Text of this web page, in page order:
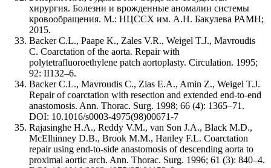
хирургия. Болезни и врожденные аномалии системы
кровообращения. М.: НЦССХ им. А.Н. Бакулева РАМН;
2015.
Backer C.L., Paape K., Zales V.R., Weigel T.J., Mavroudis
C. Coarctation of the aorta. Repair with
polytetrafluoroethylene patch aortoplasty. Circulation. 1995;
92: II132–6.
Backer C.L., Mavroudis C., Zias E.A., Amin Z., Weigel T.J.
Repair of coarctation with resection and extended end-to-end
anastomosis. Ann. Thorac. Surg. 1998; 66 (4): 1365–71.
DOI: 10.1016/s0003-4975(98)00671-7
Rajasinghe H.A., Reddy V.M., van Son J.A., Black M.D.,
McElhinney D.B., Brook M.M., Hanley F.L. Coarctation
repair using end-to-side anastomosis of descending aorta to
proximal aortic arch. Ann. Thorac. Surg. 1996; 61 (3): 840–4.